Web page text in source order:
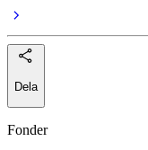
Dela
Fonder